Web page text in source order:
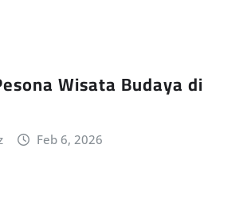
Wisata Budaya di
Feb 6, 2026